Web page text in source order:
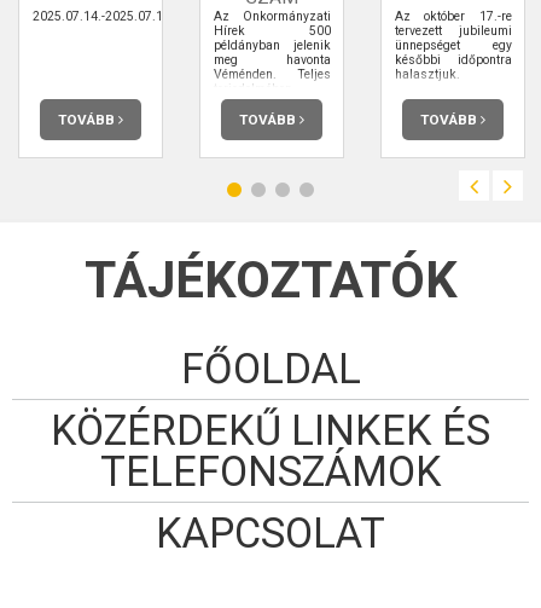
2025.07.14.-2025.07.18.
TOVÁBB
Az Önkormányzati
Hírek 500
példányban jelenik
meg havonta
Véménden. Teljes
terjedelmében
elolvashatja.
TOVÁBB
Az október 17.-re
tervezett jubileumi
ünnepséget egy
későbbi időpontra
halasztjuk.
TOVÁBB
TÁJÉKOZTATÓK
FŐOLDAL
KÖZÉRDEKŰ LINKEK ÉS
TELEFONSZÁMOK
KAPCSOLAT